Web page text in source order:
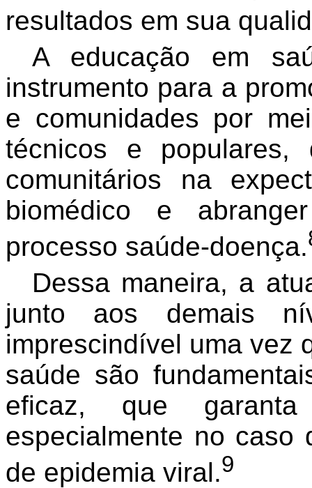
resultados em sua
A educação em
instrumento para a
e comunidades por
técnicos e populares,
comunitários na
biomédico e
processo saúde-doença.
Dessa maneira, a
junto aos demais
imprescindível uma vez
saúde são
eficaz, que
especialmente no caso
de epidemia viral.9